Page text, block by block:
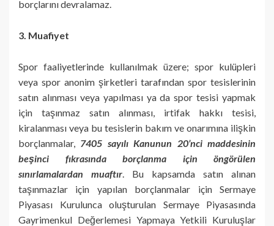
borçlarını devralamaz.
3. Muafiyet
Spor faaliyetlerinde kullanılmak üzere; spor kulüpleri
veya spor anonim şirketleri tarafından spor tesislerinin
satın alınması veya yapılması ya da spor tesisi yapmak
için taşınmaz satın alınması, irtifak hakkı tesisi,
kiralanması veya bu tesislerin bakım ve onarımına ilişkin
borçlanmalar, 7405 sayılı Kanunun 20’nci maddesinin
beşinci fıkrasında borçlanma için öngörülen
sınırlamalardan muaftır . Bu kapsamda satın alınan
taşınmazlar için yapılan borçlanmalar için Sermaye
Piyasası Kurulunca oluşturulan Sermaye Piyasasında
Gayrimenkul Değerlemesi Yapmaya Yetkili Kuruluşlar